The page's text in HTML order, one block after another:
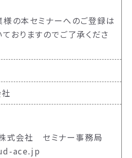
の本セミナーへのご登録は
おりますのでご了承くださ
株式会社 セミナー事務局
ace.jp